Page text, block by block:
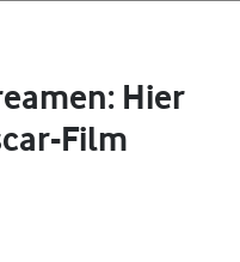
Hier
Film